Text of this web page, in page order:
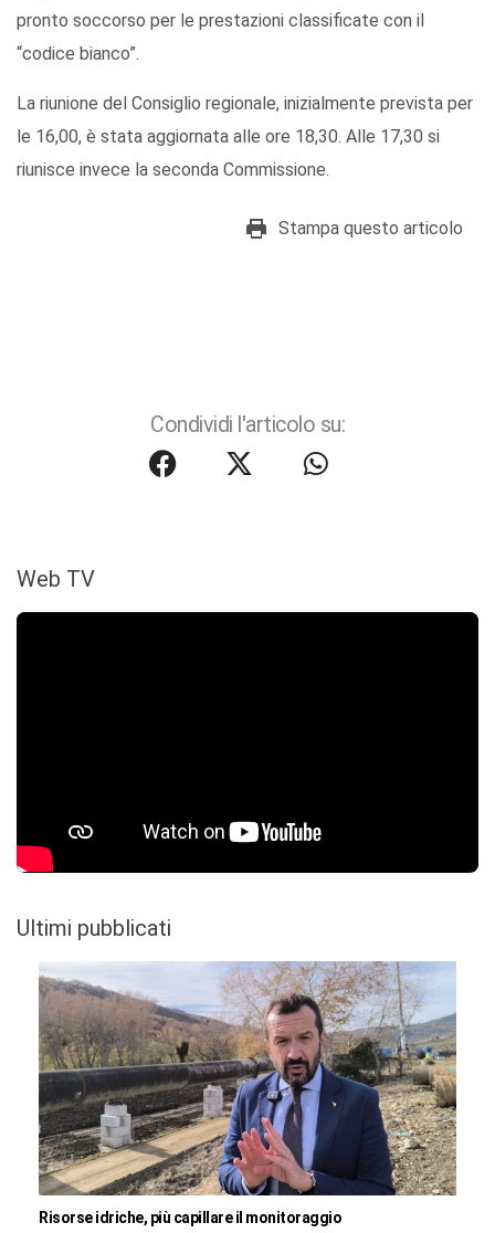
pronto soccorso per le prestazioni classificate con il
“codice bianco”.
La riunione del Consiglio regionale, inizialmente prevista per
le 16,00, è stata aggiornata alle ore 18,30. Alle 17,30 si
riunisce invece la seconda Commissione.
Stampa questo articolo
Condividi l'articolo su:
Web TV
Ultimi pubblicati
Risorse idriche, più capillare il monitoraggio